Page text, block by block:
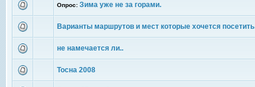
Опрос: Зима уже не за горами.
Варианты маршрутов и мест которые хочется посетить
не намечается ли..
Тосна 2008